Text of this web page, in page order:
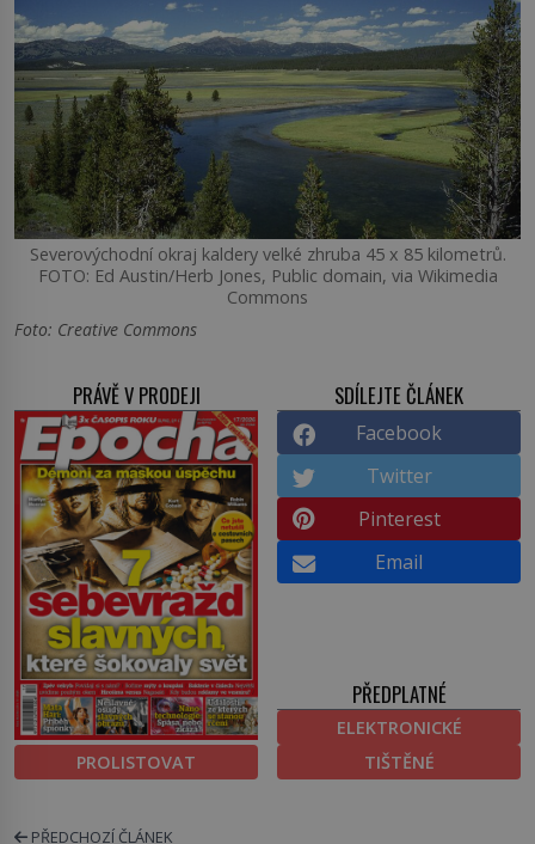
Severovýchodní okraj kaldery velké zhruba 45 x 85 kilometrů.
FOTO: Ed Austin/Herb Jones, Public domain, via Wikimedia
Commons
Foto: Creative Commons
PRÁVĚ V PRODEJI
PROLISTOVAT
SDÍLEJTE ČLÁNEK
Facebook
Twitter
Pinterest
Email
PŘEDPLATNÉ
ELEKTRONICKÉ
TIŠTĚNÉ
PŘEDCHOZÍ ČLÁNEK